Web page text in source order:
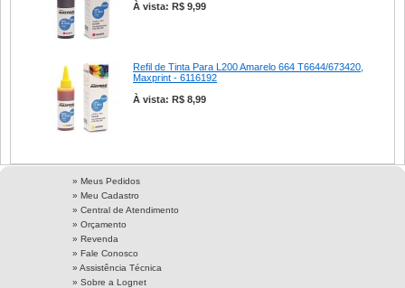
À vista: R$ 9,99
Refil de Tinta Para L200 Amarelo 664 T6644/673420,
Maxprint - 6116192
À vista: R$ 8,99
» Meus Pedidos
» Meu Cadastro
» Central de Atendimento
» Orçamento
» Revenda
» Fale Conosco
» Assistência Técnica
» Sobre a Lognet